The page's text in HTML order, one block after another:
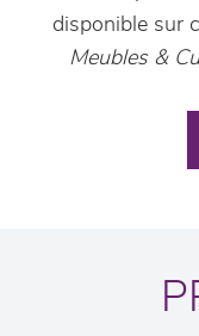
disponible sur
Meubles &